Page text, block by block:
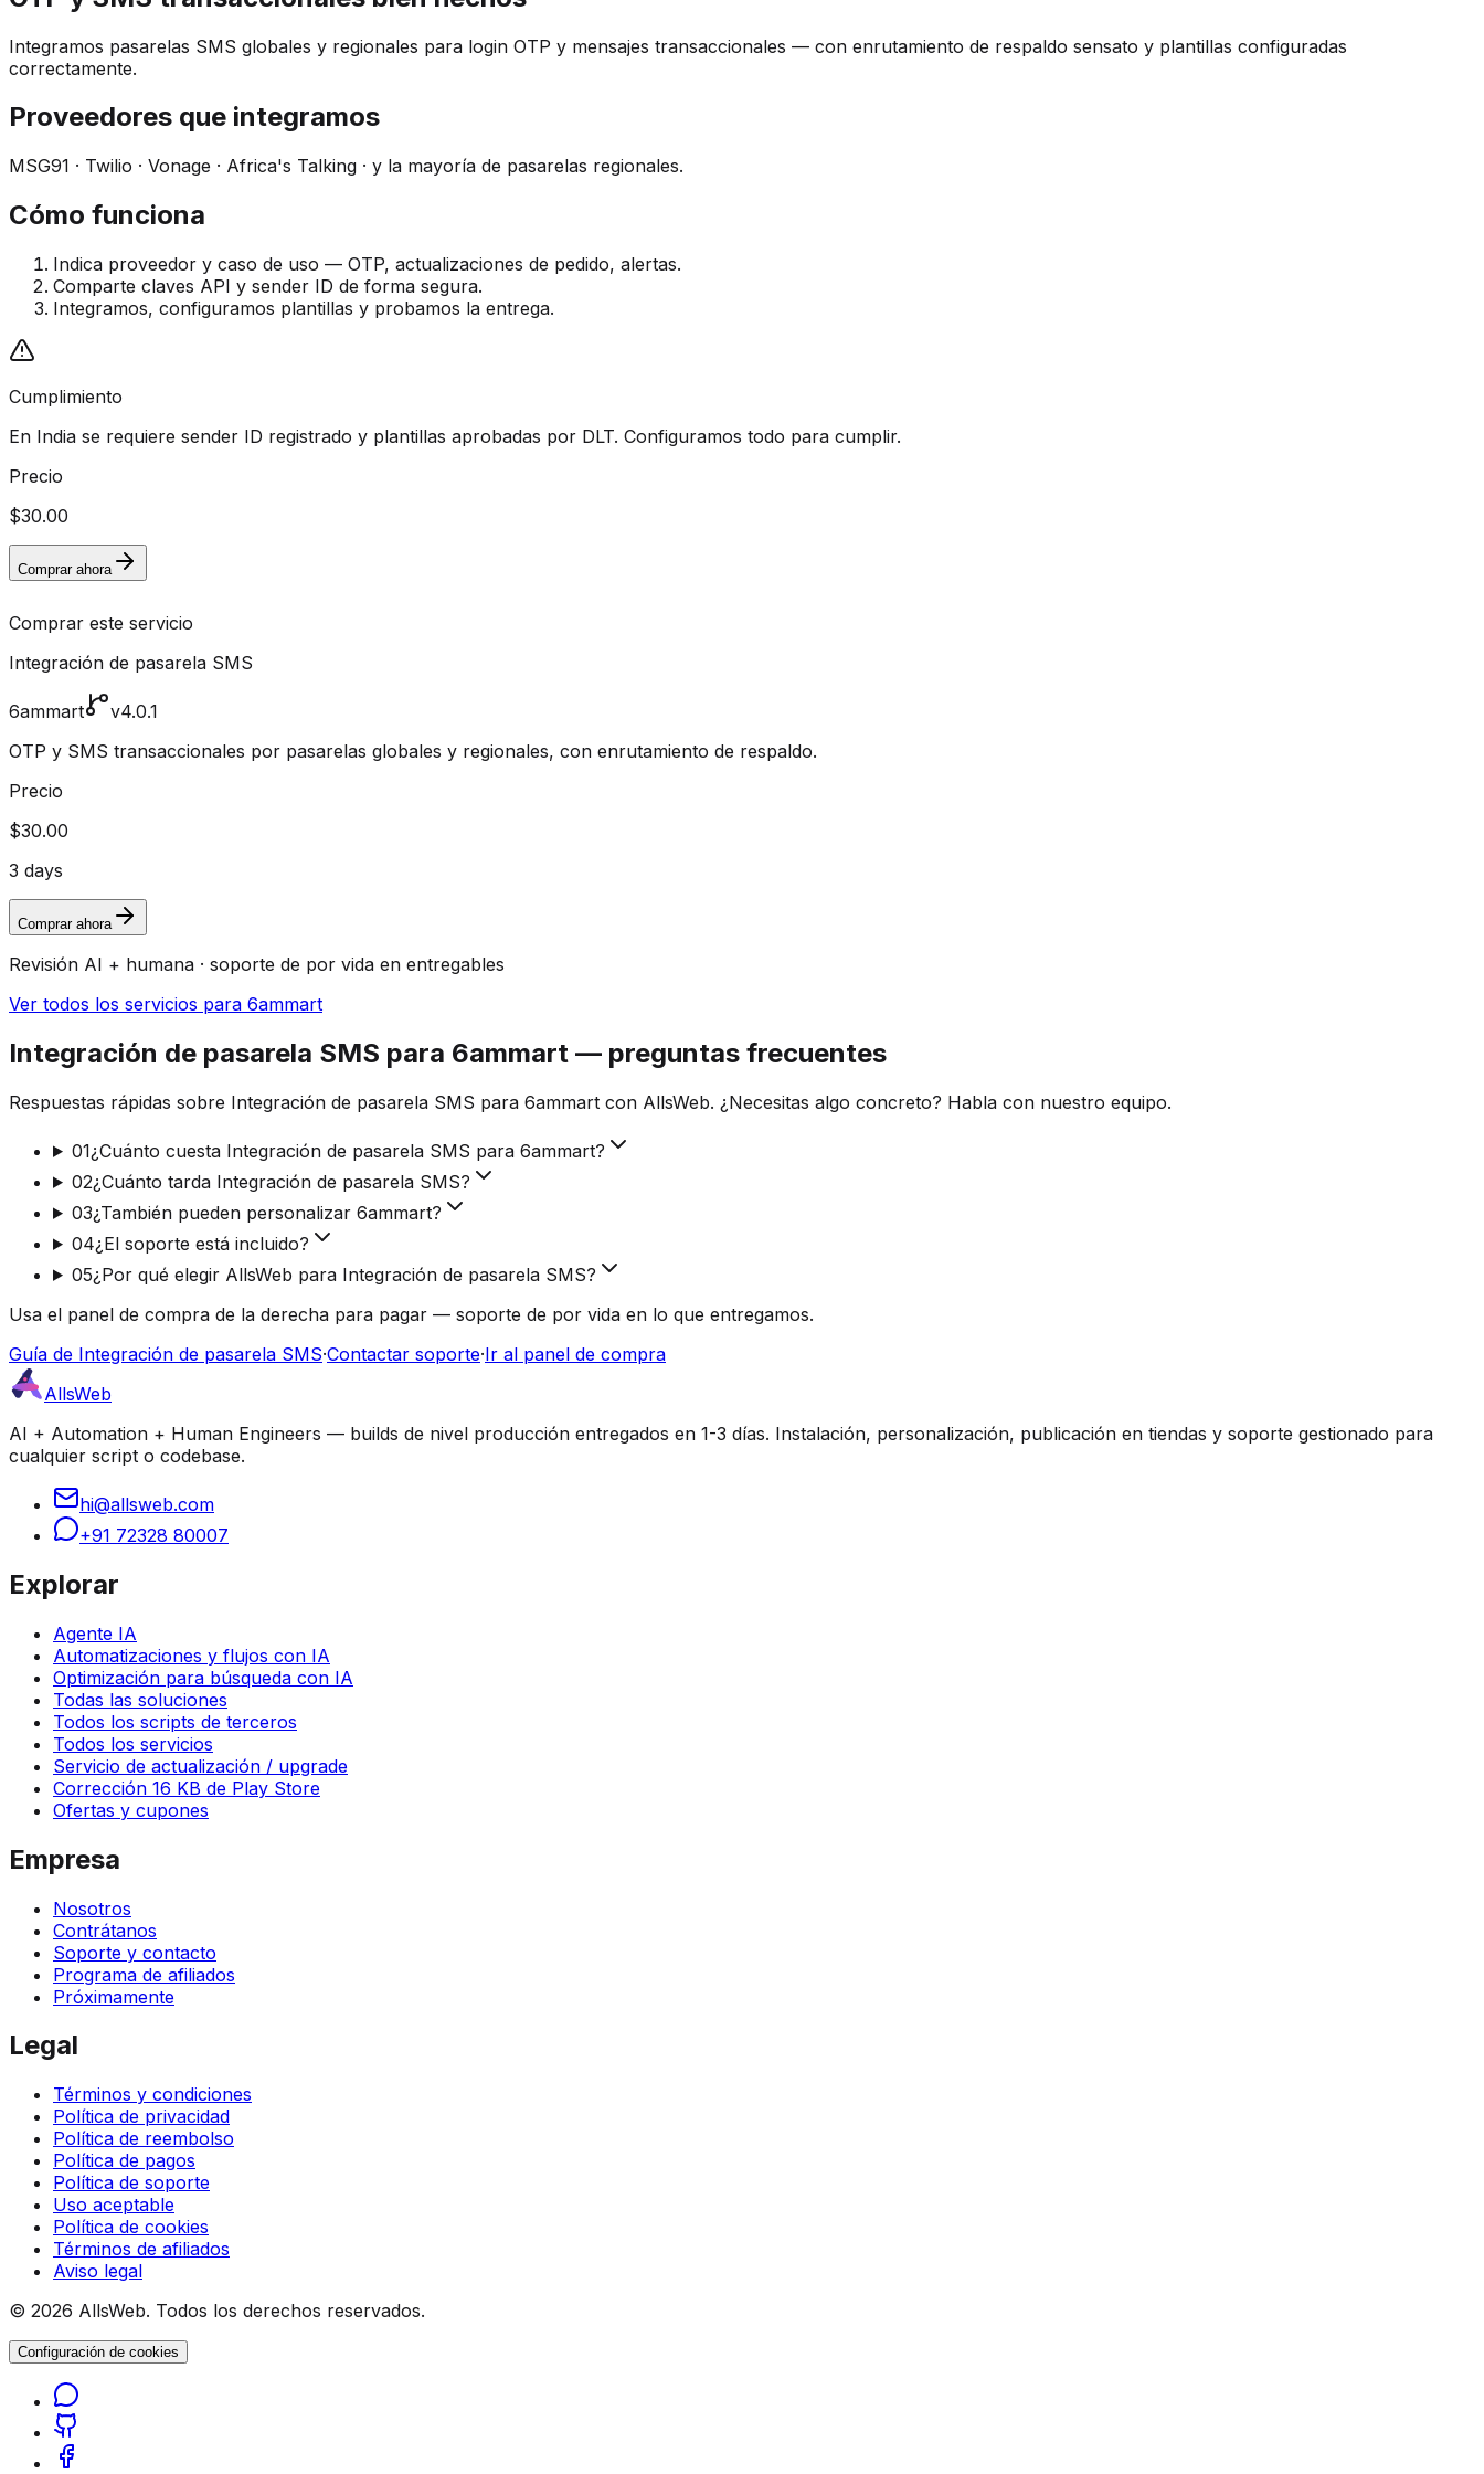
Integramos pasarelas SMS globales y regionales para login OTP y mensajes transaccionales — con enrutamiento de respaldo sensato y plantillas configuradas
correctamente.
Proveedores que integramos
MSG91 · Twilio · Vonage · Africa's Talking · y la mayoría de pasarelas regionales.
Cómo funciona
Indica proveedor y caso de uso — OTP, actualizaciones de pedido, alertas.
Comparte claves API y sender ID de forma segura.
Integramos, configuramos plantillas y probamos la entrega.
Cumplimiento
En India se requiere sender ID registrado y plantillas aprobadas por DLT. Configuramos todo para cumplir.
Precio
$30.00
Comprar ahora
Comprar este servicio
Integración de pasarela SMS
6ammart
v4.0.1
OTP y SMS transaccionales por pasarelas globales y regionales, con enrutamiento de respaldo.
Precio
$30.00
3 days
Comprar ahora
Revisión AI + humana · soporte de por vida en entregables
Ver todos los servicios para 6ammart
Integración de pasarela SMS para 6ammart — preguntas frecuentes
Respuestas rápidas sobre Integración de pasarela SMS para 6ammart con AllsWeb. ¿Necesitas algo concreto? Habla con nuestro equipo.
01¿Cuánto cuesta Integración de pasarela SMS para 6ammart?
02¿Cuánto tarda Integración de pasarela SMS?
03¿También pueden personalizar 6ammart?
04¿El soporte está incluido?
05¿Por qué elegir AllsWeb para Integración de pasarela SMS?
Usa el panel de compra de la derecha para pagar — soporte de por vida en lo que entregamos.
Guía de Integración de pasarela SMS·Contactar soporte·Ir al panel de compra
AllsWeb
AI + Automation + Human Engineers — builds de nivel producción entregados en 1-3 días. Instalación, personalización, publicación en tiendas y soporte gestionado para
cualquier script o codebase.
hi@allsweb.com
+91 72328 80007
Explorar
Agente IA
Automatizaciones y flujos con IA
Optimización para búsqueda con IA
Todas las soluciones
Todos los scripts de terceros
Todos los servicios
Servicio de actualización / upgrade
Corrección 16 KB de Play Store
Ofertas y cupones
Empresa
Nosotros
Contrátanos
Soporte y contacto
Programa de afiliados
Próximamente
Legal
Términos y condiciones
Política de privacidad
Política de reembolso
Política de pagos
Política de soporte
Uso aceptable
Política de cookies
Términos de afiliados
Aviso legal
© 2026 AllsWeb. Todos los derechos reservados.
Configuración de cookies